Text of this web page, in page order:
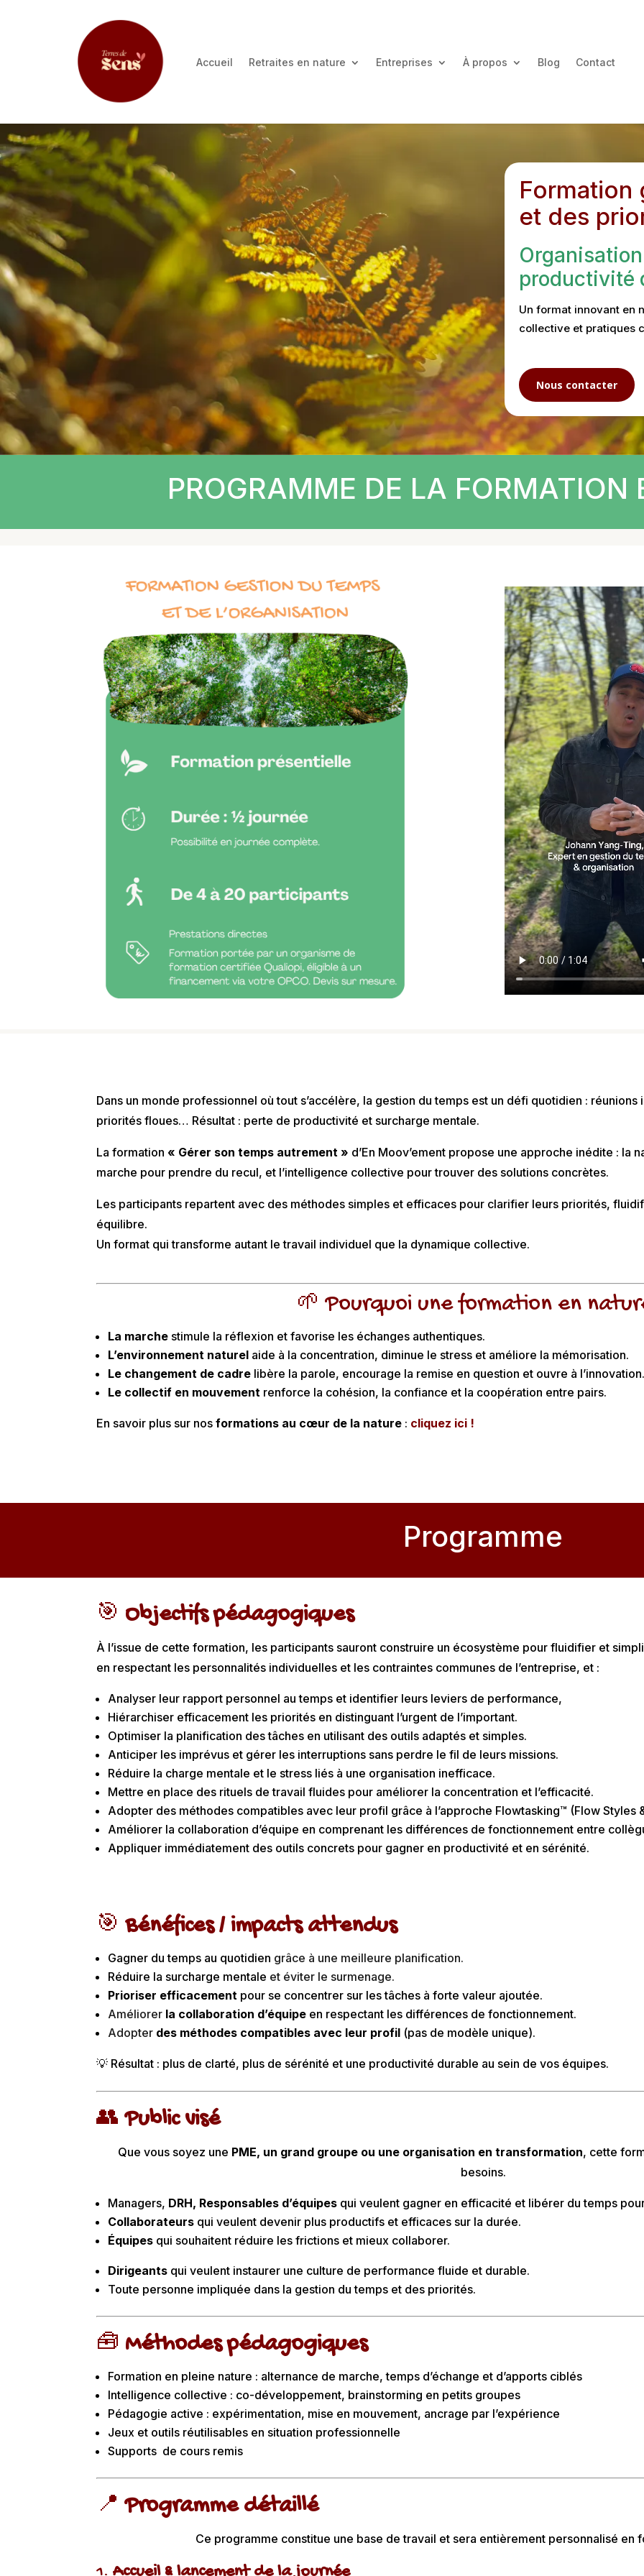
Accueil Retraites en nature Entreprises À propos Blog Contact
Formation
et des
productivité
Un format innovant en
collective et pratiques
Nous contacter
PROGRAMME DE LA FORMATION
Dans un monde professionnel où tout s’accélère, la gestion du temps est un défi quotidien : réunions
priorités floues… Résultat : perte de productivité et surcharge mentale.
La formation « Gérer son temps autrement » d’En Moov’ement propose une approche inédite : la
marche pour prendre du recul, et l’intelligence collective pour trouver des solutions concrètes.
Les participants repartent avec des méthodes simples et efficaces pour clarifier leurs priorités,
équilibre.
Un format qui transforme autant le travail individuel que la dynamique collective.
🌱 Pourquoi une formation en
La marche stimule la réflexion et favorise les échanges authentiques.
L’environnement naturel aide à la concentration, diminue le stress et améliore la mémorisation.
Le changement de cadre libère la parole, encourage la remise en question et ouvre à l’innovation.
Le collectif en mouvement renforce la cohésion, la confiance et la coopération entre pairs.
En savoir plus sur nosformations au cœur de la nature : cliquez ici !
Programme
🎯 Objectifs pédagogiques
À l’issue de cette formation, les participants sauront construire un écosystème pour fluidifier et
en respectant les personnalités individuelles et les contraintes communes de l’entreprise, et :
Analyser leur rapport personnel au temps et identifier leurs leviers de performance,
Hiérarchiser efficacement les priorités en distinguant l’urgent de l’important.
Optimiser la planification des tâches en utilisant des outils adaptés et simples.
Anticiper les imprévus et gérer les interruptions sans perdre le fil de leurs missions.
Réduire la charge mentale et le stress liés à une organisation inefficace.
Mettre en place des rituels de travail fluides pour améliorer la concentration et l’efficacité.
Adopter des méthodes compatibles avec leur profil grâce à l’approche Flowtasking™ (Flow Styles
Améliorer la collaboration d’équipe en comprenant les différences de fonctionnement entre
Appliquer immédiatement des outils concrets pour gagner en productivité et en sérénité.
🎯Bénéfices / impacts attendus
Gagner du temps au quotidien grâce à une meilleure planification.
Réduire la surcharge mentale et éviter le surmenage.
Prioriser efficacement pour se concentrer sur les tâches à forte valeur ajoutée.
Améliorer la collaboration d’équipe en respectant les différences de fonctionnement.
Adopter des méthodes compatibles avec leur profil (pas de modèle unique).
💡 Résultat : plus de clarté, plus de sérénité et une productivité durable au sein de vos équipes.
👥Public visé
Que vous soyez une PME, un grand groupe ou une organisation en transformation, cette
besoins.
Managers, DRH, Responsables d’équipes qui veulent gagner en efficacité et libérer du temps
Collaborateurs qui veulent devenir plus productifs et efficaces sur la durée.
Équipes qui souhaitent réduire les frictions et mieux collaborer.
Dirigeants qui veulent instaurer une culture de performance fluide et durable.
Toute personne impliquée dans la gestion du temps et des priorités.
🧰 Méthodes pédagogiques
Formation en pleine nature : alternance de marche, temps d’échange et d’apports ciblés
Intelligence collective : co-développement, brainstorming en petits groupes
Pédagogie active : expérimentation, mise en mouvement, ancrage par l’expérience
Jeux et outils réutilisables en situation professionnelle
Supports de cours remis
📍Programme détaillé
Ce programme constitue une base de travail et sera entièrement personnalisé en